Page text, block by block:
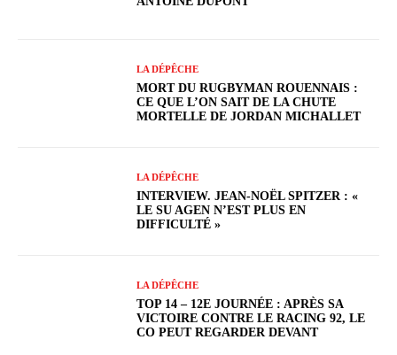
LA DÉPÊCHE
MORT DU RUGBYMAN ROUENNAIS :
CE QUE L’ON SAIT DE LA CHUTE
MORTELLE DE JORDAN MICHALLET
LA DÉPÊCHE
INTERVIEW. JEAN-NOËL SPITZER : «
LE SU AGEN N’EST PLUS EN
DIFFICULTÉ »
LA DÉPÊCHE
TOP 14 – 12E JOURNÉE : APRÈS SA
VICTOIRE CONTRE LE RACING 92, LE
CO PEUT REGARDER DEVANT